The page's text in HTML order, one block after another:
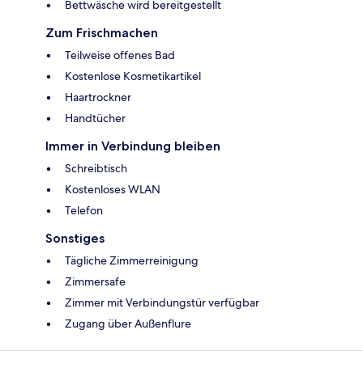
Bettwäsche wird bereitgestellt
Zum Frischmachen
Teilweise offenes Bad
Kostenlose Kosmetikartikel
Haartrockner
Handtücher
Immer in Verbindung bleiben
Schreibtisch
Kostenloses WLAN
Telefon
Sonstiges
Tägliche Zimmerreinigung
Zimmersafe
Zimmer mit Verbindungstür verfügbar
Zugang über Außenflure